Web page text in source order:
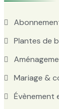
Plantes de
Mariage &
Évènement